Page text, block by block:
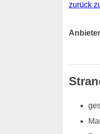
zurück